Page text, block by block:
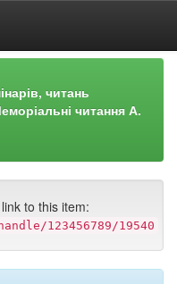
читань
читання А.
to this item:
123456789/19540